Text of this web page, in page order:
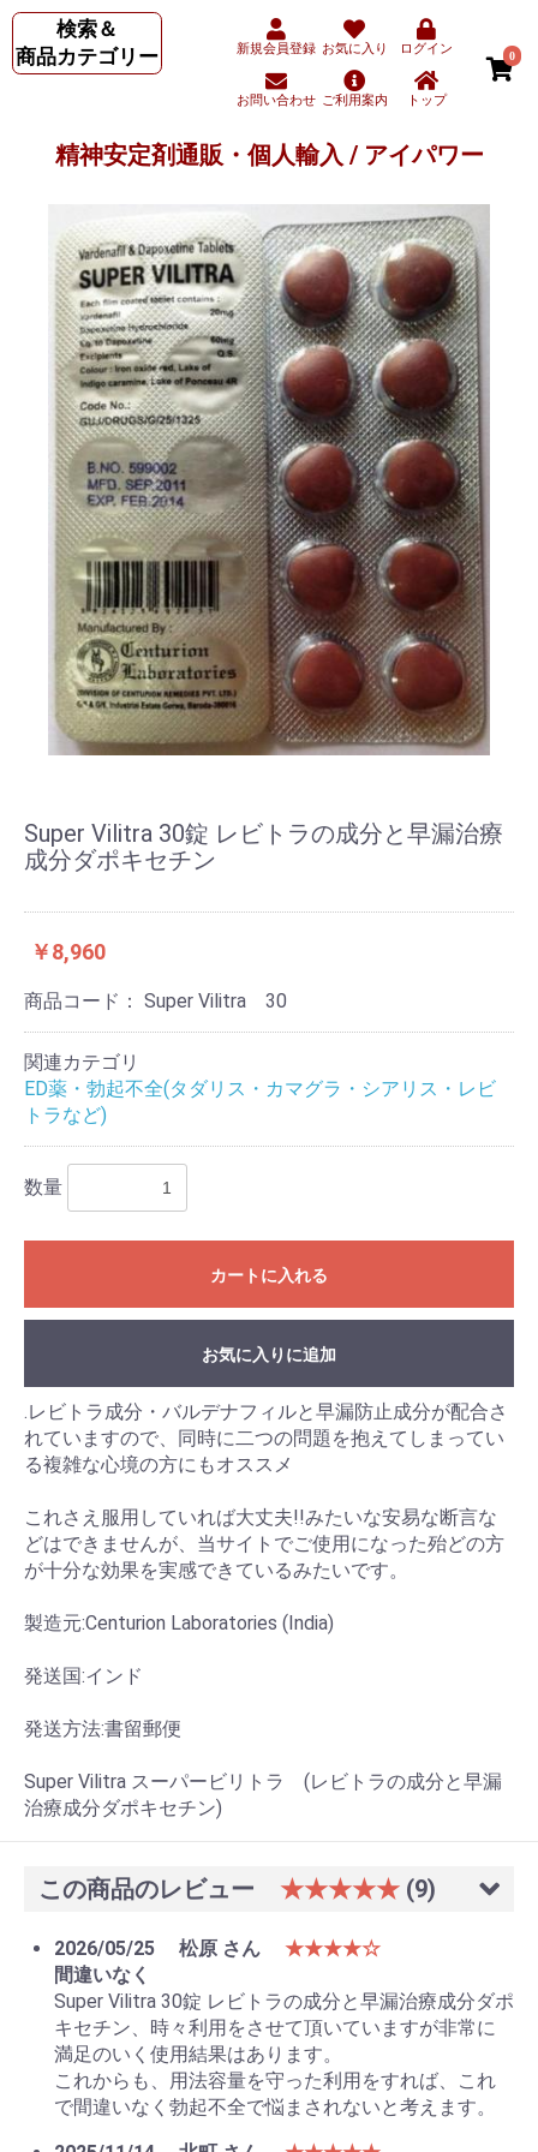
検索＆
商品カテゴリー
新規会員登録 お気に入り ログイン
お問い合わせ ご利用案内 トップ
0
精神安定剤通販・個人輸入 / アイパワー
Super Vilitra 30錠 レビトラの成分と早漏治療
成分ダポキセチン
￥8,960
商品コード： Super Vilitra 30
関連カテゴリ
ED薬・勃起不全(タダリス・カマグラ・シアリス・レビ
トラなど)
数量
カートに入れる
お気に入りに追加
.レビトラ成分・バルデナフィルと早漏防止成分が配合さ
れていますので、同時に二つの問題を抱えてしまってい
る複雑な心境の方にもオススメ
これさえ服用していれば大丈夫!!みたいな安易な断言な
どはできませんが、当サイトでご使用になった殆どの方
が十分な効果を実感できているみたいです。
製造元:Centurion Laboratories (India)
発送国:インド
発送方法:書留郵便
Super Vilitra スーパービリトラ (レビトラの成分と早漏
治療成分ダポキセチン)
この商品のレビュー ★★★★★ (9)
2026/05/25 松原 さん
★★★★☆
間違いなく
Super Vilitra 30錠 レビトラの成分と早漏治療成分ダポ
キセチン、時々利用をさせて頂いていますが非常に
満足のいく使用結果はあります。
これからも、用法容量を守った利用をすれば、これ
で間違いなく勃起不全で悩まされないと考えます。